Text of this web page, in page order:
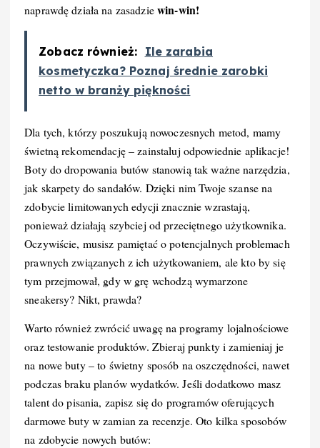
naprawdę działa na zasadziewin-win!
Zobacz również: Ile zarabia
kosmetyczka? Poznaj średnie zarobki
netto w branży piękności
Dla tych, którzy poszukują nowoczesnych metod, mamy
świetną rekomendację – zainstaluj odpowiednie aplikacje!
Boty do dropowania butów stanowią tak ważne narzędzia,
jak skarpety do sandałów. Dzięki nim Twoje szanse na
zdobycie limitowanych edycji znacznie wzrastają,
ponieważ działają szybciej od przeciętnego użytkownika.
Oczywiście, musisz pamiętać o potencjalnych problemach
prawnych związanych z ich użytkowaniem, ale kto by się
tym przejmował, gdy w grę wchodzą wymarzone
sneakersy? Nikt, prawda?
Warto również zwrócić uwagę na programy lojalnościowe
oraz testowanie produktów. Zbieraj punkty i zamieniaj je
na nowe buty – to świetny sposób na oszczędności, nawet
podczas braku planów wydatków. Jeśli dodatkowo masz
talent do pisania, zapisz się do programów oferujących
darmowe buty w zamian za recenzje. Oto kilka sposobów
na zdobycie nowych butów: